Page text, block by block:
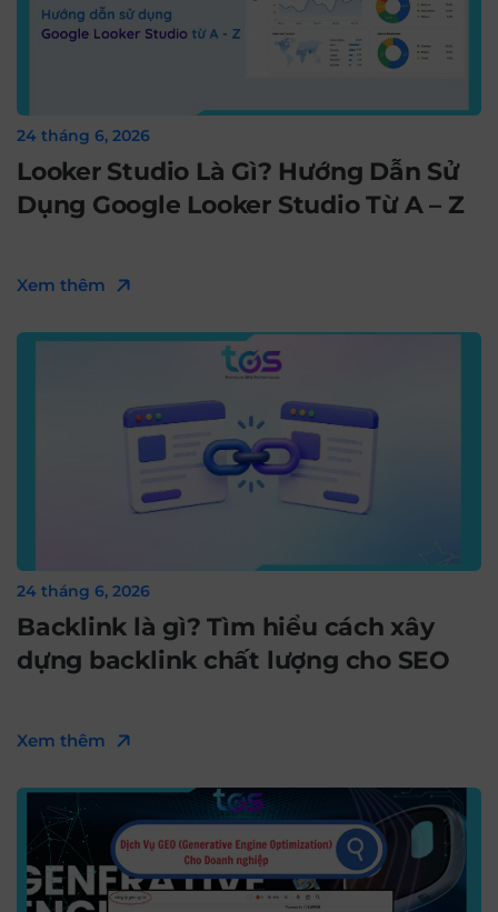
24 tháng 6, 2026
Looker Studio Là Gì? Hướng Dẫn Sử
Dụng Google Looker Studio Từ A – Z
Xem thêm
24 tháng 6, 2026
Backlink là gì? Tìm hiểu cách xây
dựng backlink chất lượng cho SEO
Xem thêm